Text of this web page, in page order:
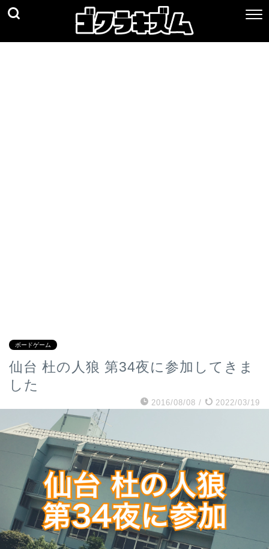
ボードゲーム
仙台 杜の人狼 第34夜に参加してきま
した
2016/08/08 / 2022/03/19